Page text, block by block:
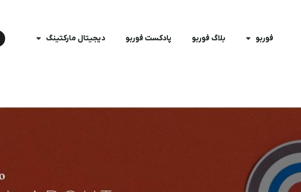
فوربو بلاگ فوربو پادکست فوربو دیجیتال مارکتینگ